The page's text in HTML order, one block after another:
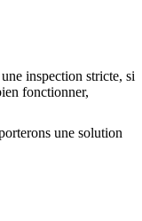
inspection stricte, si
fonctionner,
une solution